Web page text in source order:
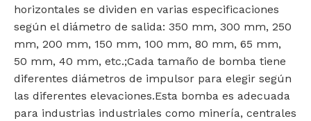
horizontales se dividen en varias especificaciones
según el diámetro de salida: 350 mm, 300 mm, 250
mm, 200 mm, 150 mm, 100 mm, 80 mm, 65 mm,
50 mm, 40 mm, etc.;Cada tamaño de bomba tiene
diferentes diámetros de impulsor para elegir según
las diferentes elevaciones.Esta bomba es adecuada
para industrias industriales como minería, centrales